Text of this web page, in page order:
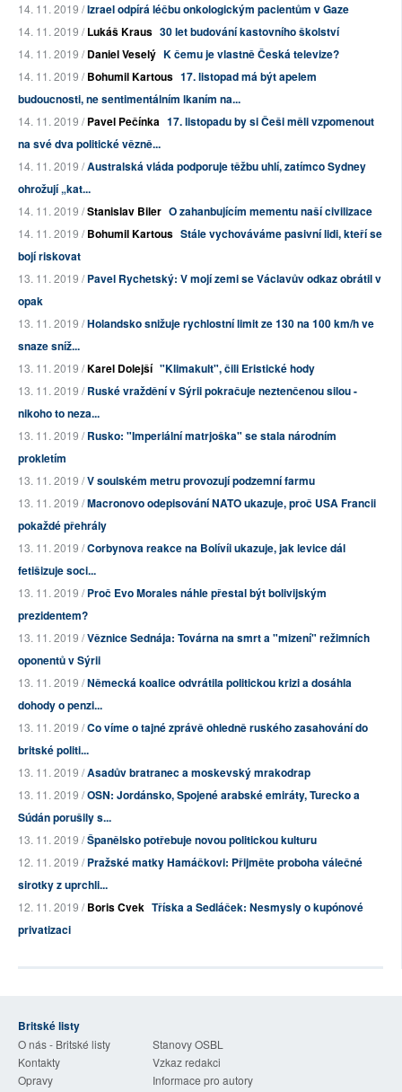
14. 11. 2019 /Izrael odpírá léčbu onkologickým pacientům v Gaze
14. 11. 2019 /Lukáš Kraus 30 let budování kastovního školství
14. 11. 2019 /Daniel Veselý K čemu je vlastně Česká televize?
14. 11. 2019 /Bohumil Kartous 17. listopad má být apelem
budoucnosti, ne sentimentálním lkaním na...
14. 11. 2019 /Pavel Pečínka 17. listopadu by si Češi měli vzpomenout
na své dva politické vězně...
14. 11. 2019 /Australská vláda podporuje těžbu uhlí, zatímco Sydney
ohrožují „kat...
14. 11. 2019 /Stanislav Biler O zahanbujícím mementu naší civilizace
14. 11. 2019 /Bohumil Kartous Stále vychováváme pasivní lidi, kteří se
bojí riskovat
13. 11. 2019 /Pavel Rychetský: V mojí zemi se Václavův odkaz obrátil v
opak
13. 11. 2019 /Holandsko snižuje rychlostní limit ze 130 na 100 km/h ve
snaze sníž...
13. 11. 2019 /Karel Dolejší "Klimakult", čili Eristické hody
13. 11. 2019 /Ruské vraždění v Sýrii pokračuje neztenčenou silou -
nikoho to neza...
13. 11. 2019 /Rusko: "Imperiální matrjoška" se stala národním
prokletím
13. 11. 2019 /V soulském metru provozují podzemní farmu
13. 11. 2019 /Macronovo odepisování NATO ukazuje, proč USA Francii
pokaždé přehrály
13. 11. 2019 /Corbynova reakce na Bolívíi ukazuje, jak levice dál
fetišizuje soci...
13. 11. 2019 /Proč Evo Morales náhle přestal být bolivijským
prezidentem?
13. 11. 2019 /Věznice Sednája: Továrna na smrt a "mizení" režimních
oponentů v Sýrii
13. 11. 2019 /Německá koalice odvrátila politickou krizi a dosáhla
dohody o penzi...
13. 11. 2019 /Co víme o tajné zprávě ohledně ruského zasahování do
britské politi...
13. 11. 2019 /Asadův bratranec a moskevský mrakodrap
13. 11. 2019 /OSN: Jordánsko, Spojené arabské emiráty, Turecko a
Súdán porušily s...
13. 11. 2019 /Španělsko potřebuje novou politickou kulturu
12. 11. 2019 /Pražské matky Hamáčkovi: Přijměte proboha válečné
sirotky z uprchli...
12. 11. 2019 /Boris Cvek Tříska a Sedláček: Nesmysly o kupónové
privatizaci
Britské listy
O nás - Britské listy
Stanovy OSBL
Kontakty
Vzkaz redakci
Opravy
Informace pro autory